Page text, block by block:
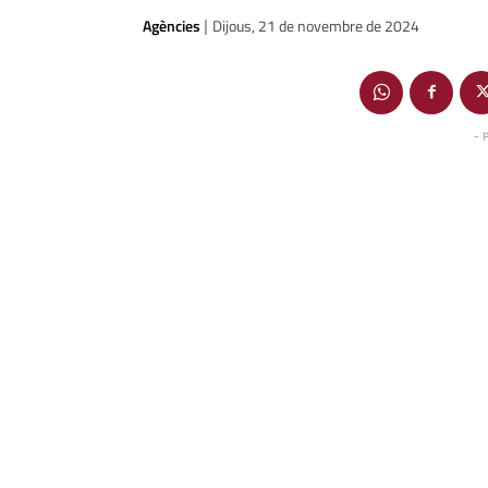
Agències | Dijous, 21 de novembre de 2024
-